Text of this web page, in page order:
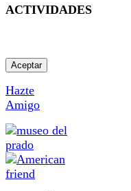
ACTIVIDADES
Aceptar
Hazte
Amigo